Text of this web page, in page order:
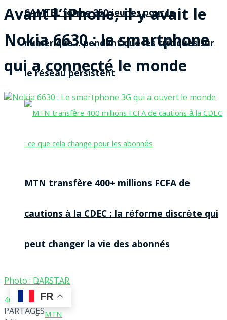
CAMTEL forme 350 jeunes pour le
numérique… pendant que les critiques sur
le réseau persistent
MTN transfère 400+ millions FCFA de
cautions à la CDEC : la réforme discrète qui
peut changer la vie des abonnés
Orange
MTN
Avant l’iPhone, il y avait le
Nokia 6630 : le smartphone
qui a connecté le monde
Photo : DARSTAR
466
PARTAGES
FR